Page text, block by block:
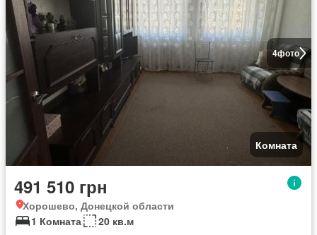
4фото
Комната
491 510 грн
Хорошево, Донецкой области
1 Комната
20 кв.м